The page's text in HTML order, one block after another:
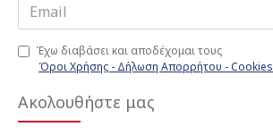
Έχω διαβάσει και αποδέχομαι τους
Όροι Χρήσης - Δήλωση Απορρήτου - Cookies
Ακολουθήστε μας